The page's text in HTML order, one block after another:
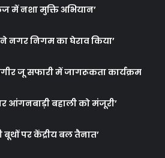
में नशा मुक्ति अभियान’
नगर निगम का घेराव किया’
जू सफारी में जागरूकता कार्यक्रम
आंगनबाड़ी बहाली को मंजूरी’
पर केंद्रीय बल तैनात’